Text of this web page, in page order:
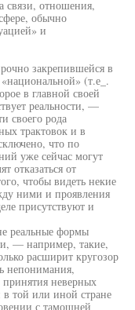
связи, отношения,
обычно
и
закрепившейся в
(т.е_.
в главной своей
реальности, —
своего рода
трактовок и в
что по
уже сейчас могут
отказаться от
чтобы видеть некие
ними и проявления
присутствуют и
реальные формы
— например, такие,
расширит кругозор
непонимания,
неверных
той или иной стране
с тамошней